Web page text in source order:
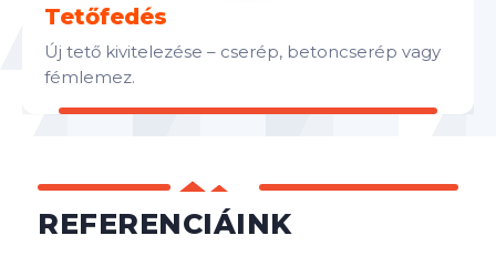
Tetőfedés
Új tető kivitelezése – cserép, betoncserép vagy
fémlemez.
REFERENCIÁINK